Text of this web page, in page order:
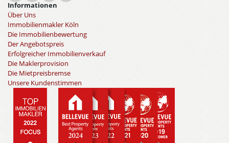
Informationen
Über Uns
Immobilienmakler Köln
Die Immobilienbewertung
Der Angebotspreis
Erfolgreicher Immobilienverkauf
Die Maklerprovision
Die Mietpreisbremse
Unsere Kundenstimmen